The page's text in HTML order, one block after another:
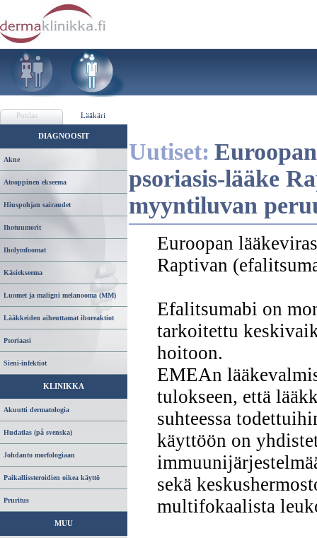
Potilas Lääkäri
DIAGNOOSIT
Akne
Atooppinen ekseema
Hiuspohjan sairaudet
Ihotuumorit
Iholymfoomat
Käsiekseema
Luomet ja maligni melanooma (MM)
Lääkkeiden aiheuttamat ihoreaktiot
Psoriaasi
Sieni-infektiot
KLINIKKA
Akuutti dermatologia
Hudatlas (på svenska)
Johdanto morfologiaan
Paikallissteroidien oikea käyttö
Pruritus
MUU
Uutiset:
psoriasis-lääke
myyntiluvan
Euroopan
Raptivan
Efalitsumabi on
tarkoitettu
hoitoon.
EMEAn
tulokseen, että
suhteessa
käyttöön on
sekä
multifokaalista